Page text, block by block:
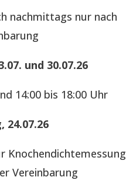
nachmittags nur nach
und 30.07.26
14:00 bis 18:00 Uhr
24.07.26
Knochendichtemessung
Vereinbarung